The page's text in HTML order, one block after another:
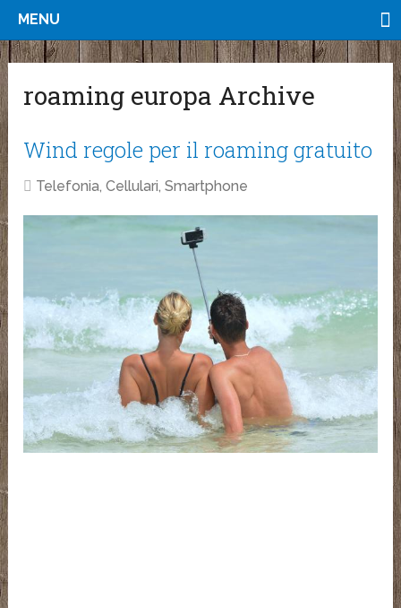
MENU
roaming europa Archive
Wind regole per il roaming gratuito
Telefonia, Cellulari, Smartphone